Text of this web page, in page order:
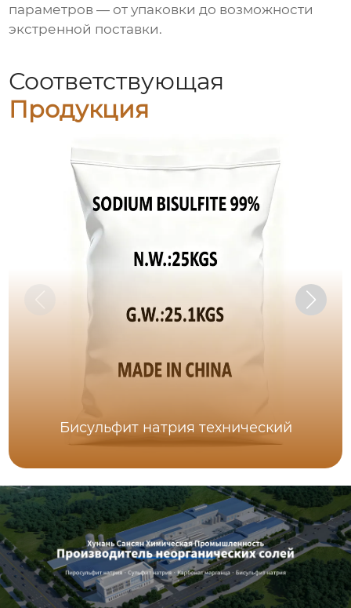
параметров — от упаковки до возможности
экстренной поставки.
Соответствующая
Продукция
Бисульфит натрия технический